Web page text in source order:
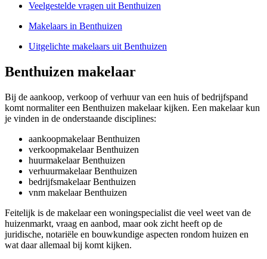
Veelgestelde vragen uit Benthuizen
Makelaars in Benthuizen
Uitgelichte makelaars uit Benthuizen
Benthuizen makelaar
Bij de aankoop, verkoop of verhuur van een huis of bedrijfspand
komt normaliter een Benthuizen makelaar kijken. Een makelaar kun
je vinden in de onderstaande disciplines:
aankoopmakelaar Benthuizen
verkoopmakelaar Benthuizen
huurmakelaar Benthuizen
verhuurmakelaar Benthuizen
bedrijfsmakelaar Benthuizen
vnm makelaar Benthuizen
Feitelijk is de makelaar een woningspecialist die veel weet van de
huizenmarkt, vraag en aanbod, maar ook zicht heeft op de
juridische, notariële en bouwkundige aspecten rondom huizen en
wat daar allemaal bij komt kijken.